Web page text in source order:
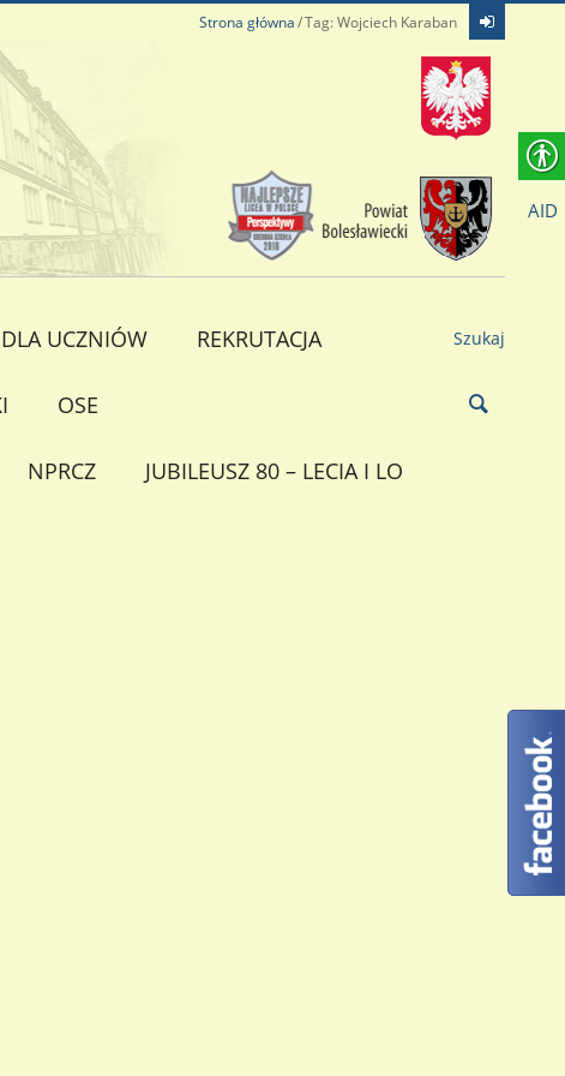
Strona główna Tag: Wojciech Karaban
DLA UCZNIÓW REKRUTACJA
OSE
NPRCZ JUBILEUSZ 80 – LECIA I LO
Szukaj
AID